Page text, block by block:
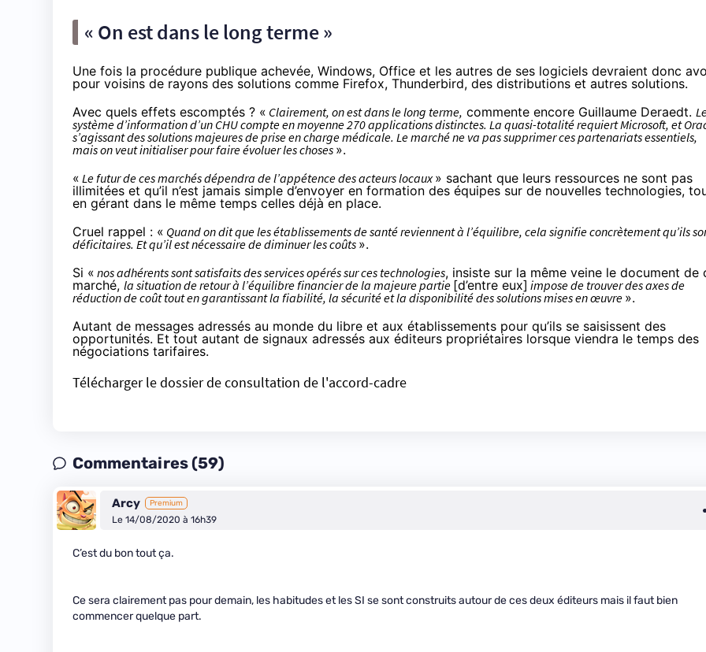
« On est dans le long terme »
Une fois la procédure publique achevée, Windows, Office et les autres de ses logiciels devraient donc
pour voisins de rayons des solutions comme Firefox, Thunderbird, des distributions et autres solutions.
Avec quels effets escomptés ? « Clairement, on est dans le long terme, commente encore Guillaume Deraedt.
système d’information d’un CHU compte en moyenne 270 applications distinctes. La quasi-totalité requiert Microsoft, et
s’agissant des solutions majeures de prise en charge médicale. Le marché ne va pas supprimer ces partenariats essentiels,
mais on veut initialiser pour faire évoluer les choses ».
« Le futur de ces marchés dépendra de l’appétence des acteurs locaux» sachant que leurs ressources ne sont pas
illimitées et qu’il n’est jamais simple d’envoyer en formation des équipes sur de nouvelles technologies,
en gérant dans le même temps celles déjà en place.
Cruel rappel : « Quand on dit que les établissements de santé reviennent à l’équilibre, cela signifie concrètement qu’ils
déficitaires. Et qu’il est nécessaire de diminuer les coûts ».
Si « nos adhérents sont satisfaits des services opérés sur ces technologies, insiste sur la même veine le document de
marché, la situation de retour à l’équilibre financier de la majeure partie [d’entre eux] impose de trouver des axes de
réduction de coût tout en garantissant la fiabilité, la sécurité et la disponibilité des solutions mises en œuvre ».
Autant de messages adressés au monde du libre et aux établissements pour qu’ils se saisissent des
opportunités. Et tout autant de signaux adressés aux éditeurs propriétaires lorsque viendra le temps des
négociations tarifaires.
Télécharger le dossier de consultation de l'accord-cadre
Commentaires (59)
Arcy Premium
Le 14/08/2020 à 16h39
C’est du bon tout ça.
Ce sera clairement pas pour demain, les habitudes et les SI se sont construits autour de ces deux éditeurs mais il faut bien
commencer quelque part.